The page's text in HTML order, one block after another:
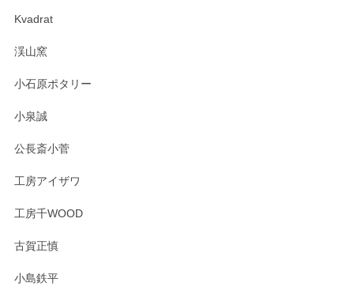
Kvadrat
渓山窯
小石原ポタリー
小泉誠
公長斎小菅
工房アイザワ
工房千WOOD
古賀正慎
小島鉄平